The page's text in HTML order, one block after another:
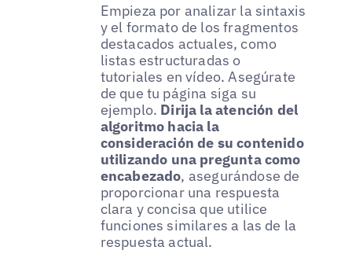
Empieza por analizar la sintaxis
y el formato de los fragmentos
destacados actuales, como
listas estructuradas o
tutoriales en vídeo. Asegúrate
de que tu página siga su
ejemplo. Dirija la atención del
algoritmo hacia la
consideración de su contenido
utilizando una pregunta como
encabezado, asegurándose de
proporcionar una respuesta
clara y concisa que utilice
funciones similares a las de la
respuesta actual.